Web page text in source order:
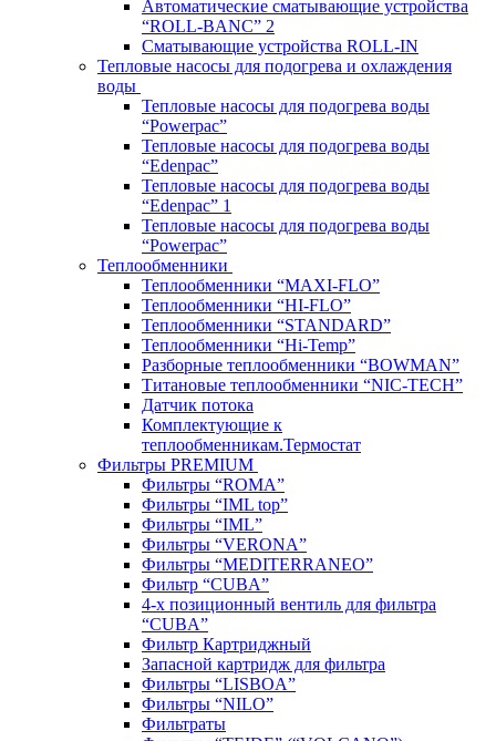
Автоматические сматывающие устройства
“ROLL-BANC” 2
Сматывающие устройства ROLL-IN
Тепловые насосы для подогрева и охлаждения
воды
Тепловые насосы для подогрева воды
“Powerpac”
Тепловые насосы для подогрева воды
“Edenpac”
Тепловые насосы для подогрева воды
“Edenpac” 1
Тепловые насосы для подогрева воды
“Powerpac”
Теплообменники
Теплообменники “MAXI-FLO”
Теплообменники “HI-FLO”
Теплообменники “STANDARD”
Теплообменники “Hi-Temp”
Разборные теплообменники “BOWMAN”
Титановые теплообменники “NIC-TECH”
Датчик потока
Комплектующие к
теплообменникам.Термостат
Фильтры PREMIUM
Фильтры “ROMA”
Фильтры “IML top”
Фильтры “IML”
Фильтры “VERONA”
Фильтры “MEDITERRANEO”
Фильтр “CUBA”
4-х позиционный вентиль для фильтра
“CUBA”
Фильтр Картриджный
Запасной картридж для фильтра
Фильтры “LISBOA”
Фильтры “NILO”
Фильтраты